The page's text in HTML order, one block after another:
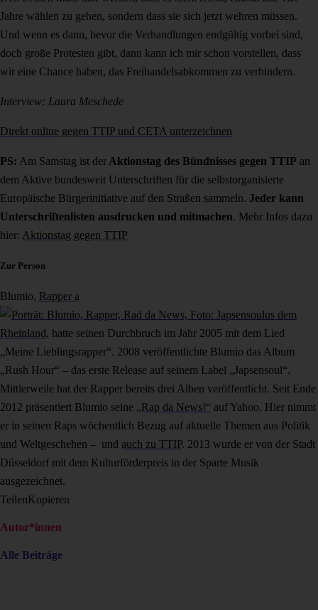
Jahre wählen zu gehen, sondern dass sie sich jetzt wehren müssen.
Und wenn es dann, bevor die Verhandlungen endgültig vorbei sind,
doch große Protesten gibt, dann kann ich mir schon vorstellen, dass
wir eine Chance haben, das Freihandelsabkommen zu verhindern.
Interview: Laura Meschede
Direkt online gegen TTIP und CETA unterzeichnen
PS: Am Samstag ist der Aktionstag des Bündnisses gegen TTIP an
dem Aktive bundesweit Unterschriften für die selbstorganisierte
Europäische Bürgerinitiative auf den Straßen sammeln. Jeder kann
Unterschriftenlisten ausdrucken und mitmachen. Mehr Infos dazu
hier: Aktionstag gegen TTIP
Zur Person
Blumio, Rapper a
us dem
Rheinland, hatte seinen Durchbruch im Jahr 2005 mit dem Lied
„Meine Lieblingsrapper“. 2008 veröffentlichte Blumio das Album
„Rush Hour“ – das erste Release auf seinem Label „Japsensoul“.
Mittlerweile hat der Rapper bereits drei Alben veröffentlicht. Seit Ende
2012 präsentiert Blumio seine „Rap da News!“ auf Yahoo. Hier nimmt
er in seinen Raps wöchentlich Bezug auf aktuelle Themen aus Politik
und Weltgeschehen – und auch zu TTIP. 2013 wurde er von der Stadt
Düsseldorf mit dem Kulturförderpreis in der Sparte Musik
ausgezeichnet.
TeilenKopieren
Autor*innen
Alle Beiträge